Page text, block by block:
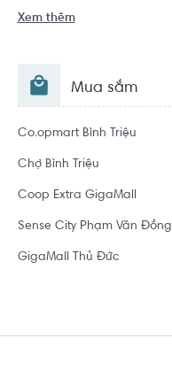
Xem thêm
Mua sắm
Co.opmart Bình Triệu
Chợ Bình Triệu
Coop Extra GigaMall
Sense City Phạm Văn Đồng
GigaMall Thủ Đức